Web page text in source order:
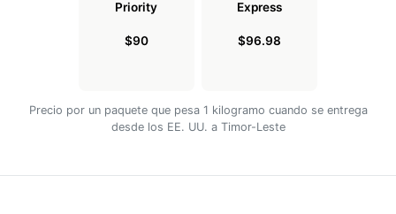
$90 $96.98
Precio por un paquete que pesa 1 kilogramo cuando se entrega
desde los EE. UU. a Timor-Leste